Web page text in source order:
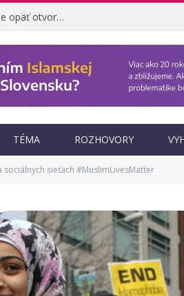
Ombudsman napadol zákon o registrácii cirkví. Reakcie opäť otvorili otázku, prečo vznikol
TÉMA ROZHOVORY
sieťach #MuslimLivesMatter